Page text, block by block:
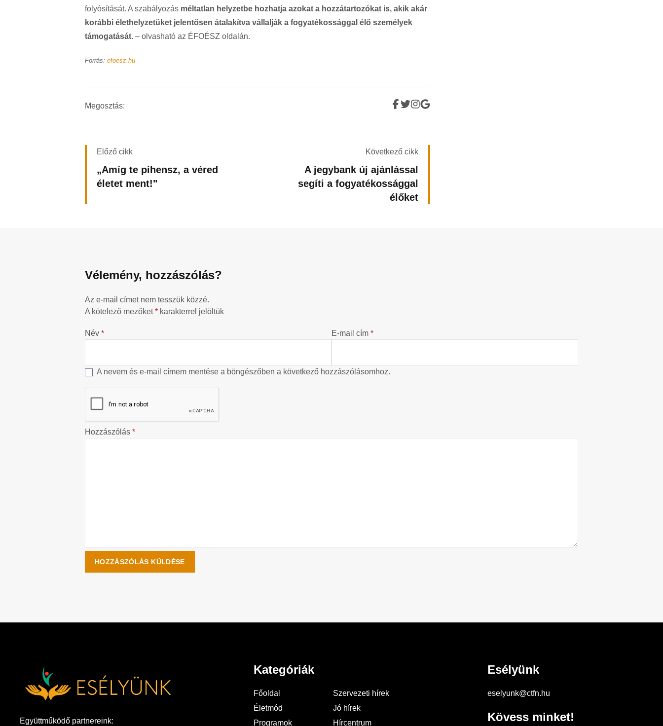
folyósítását. A szabályozás méltatlan helyzetbe hozhatja azokat a hozzátartozókat is, akik akár
korábbi élethelyzetüket jelentősen átalakítva vállalják a fogyatékossággal élő személyek
támogatását. – olvasható az ÉFOÉSZ oldalán.
Forrás: efoesz.hu
Megosztás:
Előző cikk
„Amíg te pihensz, a véred
életet ment!"
Következő cikk
A jegybank új ajánlással
segíti a fogyatékossággal
élőket
Vélemény, hozzászólás?
Az e-mail címet nem tesszük közzé.
A kötelező mezőket* karakterrel jelöltük
Név * E-mail cím *
A nevem és e-mail címem mentése a böngészőben a következő hozzászólásomhoz.
Hozzászólás *
Együttműködő partnereink:
Kategóriák
Főoldal
Szervezeti hírek
Életmód
Jó hírek
Programok
Hírcentrum
Esélyünk
eselyunk@ctfn.hu
Kövess minket!